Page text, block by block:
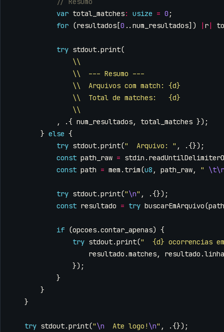
var total_matches: usize = 0 ;
for (resultados [0 .. num_resultados]) | r|
try stdout.print(
\\
\\  --- Resumo ---
\\  Arquivos com match: {d}
\\  Total de matches:   {d}
\\
,
.{ num_resultados, total_matches });
} else {
try stdout.print("  Arquivo: " ,
.{});
const path_raw = stdin .
const path = mem . trim(u8 , path_raw, "
try stdout.print("\n" ,
.{});
const resultado = try buscarEmArquivo(path
if (opcoes.contar_apenas) {
try stdout.print("  {d} ocorrencias
resultado .matches, resultado .
});
}
}
}
try stdout.print("\n
  Ate logo!
\n" ,
.{});